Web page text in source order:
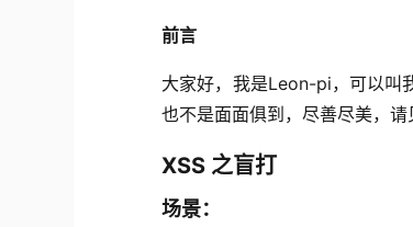
前言
大家好，我是Leon-pi，可以叫
也不是面面俱到，尽善尽美，请
XSS 之盲打
场景：